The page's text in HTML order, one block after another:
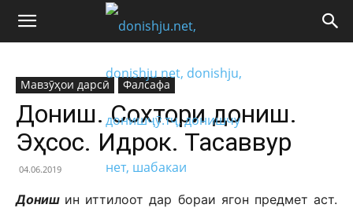
Мавзӯҳои дарсӣ Фалсафа
Дониш. Сохтори дониш.
Эҳсос. Идрок. Тасаввур
04.06.2019
Дониш ин иттилоот дар бораи ягон предмет аст.